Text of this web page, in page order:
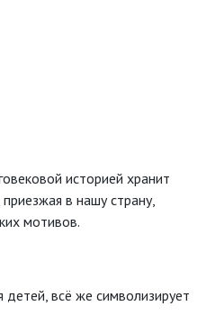
историей хранит
в нашу страну,
мотивов.
всё же символизирует